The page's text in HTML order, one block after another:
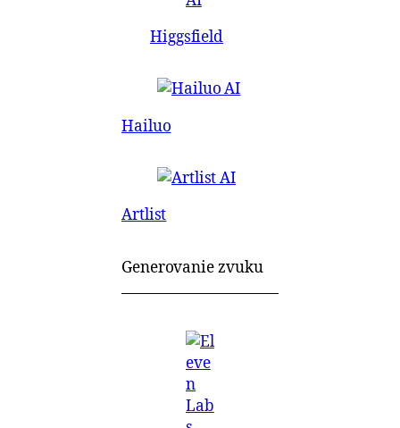
Higgsfield
Hailuo
Artlist
Generovanie zvuku